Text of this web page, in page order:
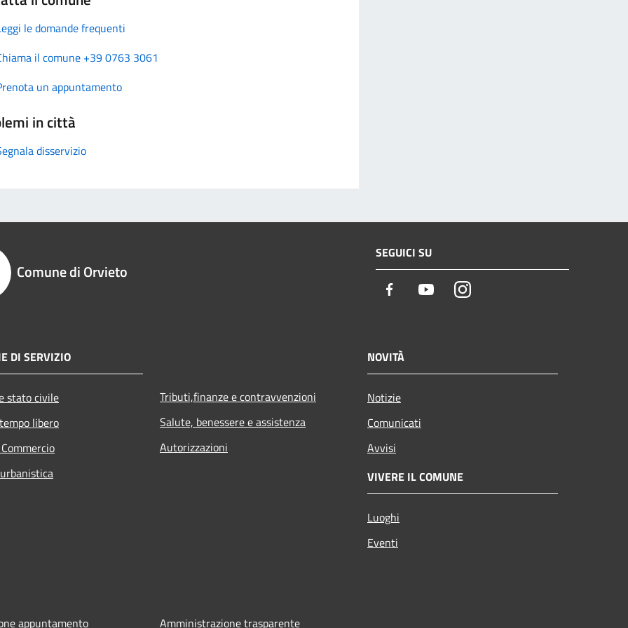
le domande frequenti
il comune +39 0763 3061
un appuntamento
in città
disservizio
Comune di Orvieto
SEGUICI SU
Facebook YoutubeInstagram
DI SERVIZIO
stato civile
libero
Tributi,finanze e contravvenzioni
Salute, benessere e assistenza
Autorizzazioni
NOVITÀ
Notizie
Comunicati
Avvisi
VIVERE IL COMUNE
Luoghi
Eventi
appuntamento Amministrazione trasparente